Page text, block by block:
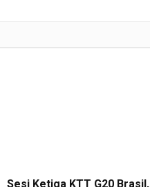
Sesi Ketiga KTT G20 Brasil,